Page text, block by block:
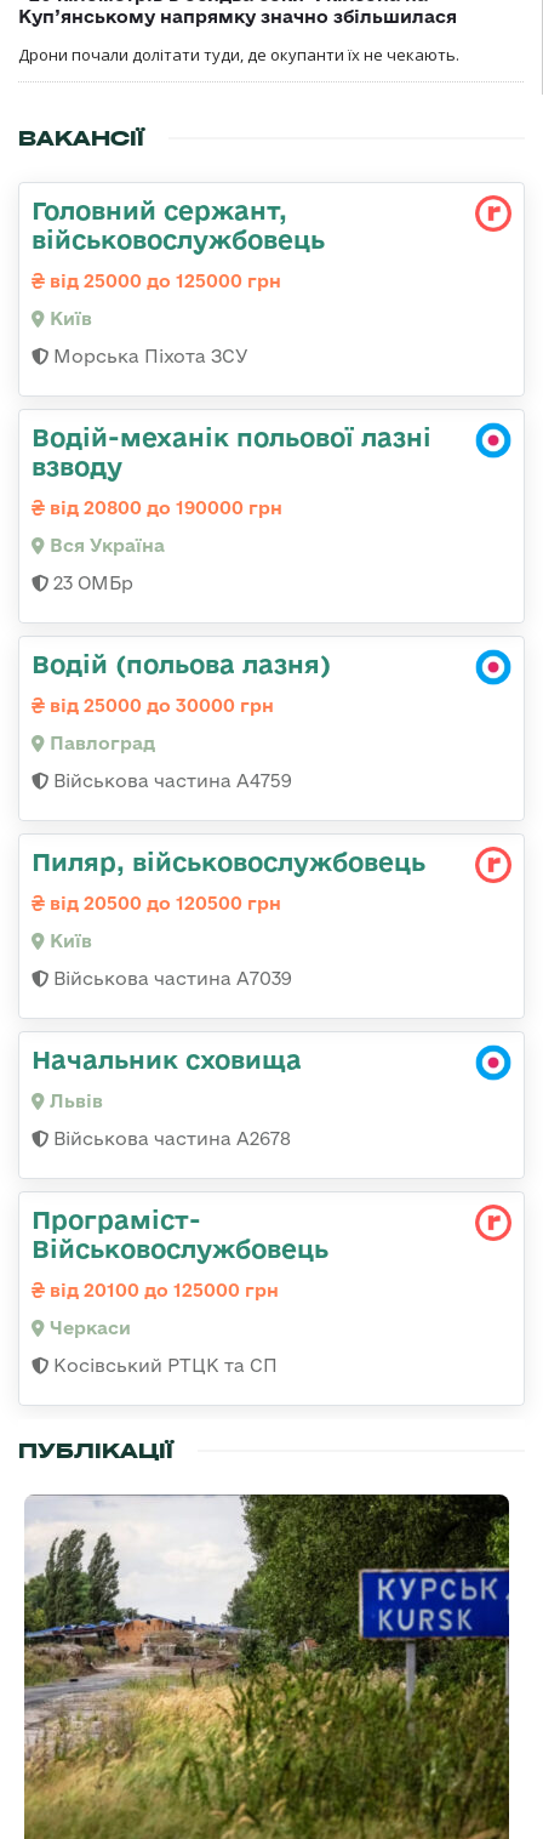
Куп’янському напрямку значно збільшилася
Дрони почали долітати туди, де окупанти їх не чекають.
ВАКАНСІЇ
Головний сержант,
військовослужбовець
від 25000 до 125000 грн
Київ
Морська Піхота ЗСУ
Водій-механік польової лазні
взводу
від 20800 до 190000 грн
Вся Україна
23 ОМБр
Водій (польова лазня)
від 25000 до 30000 грн
Павлоград
Військова частина А4759
Пиляр, військовослужбовець
від 20500 до 120500 грн
Київ
Військова частина А7039
Начальник сховища
Львів
Військова частина А2678
Програміст-
Військовослужбовець
від 20100 до 125000 грн
Черкаси
Косівський РТЦК та СП
ПУБЛІКАЦІЇ